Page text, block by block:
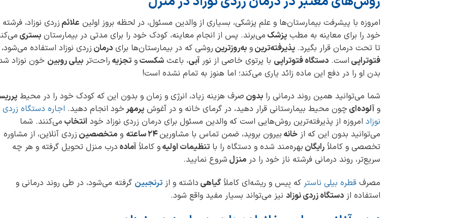
امروزه با پیشرفت بیمارستان‌ها و علم پزشکی، بسیاری از والدین مسئول، در لحظه بروز اولین علائم زردی نوزاد، فرشته
خود را برای معاینه به مطب پزشک می‌برند. پس از انجام معاینه، کودک خود را برای مدتی در بیمارستان بستری
تا تحت درمان قرار بگیرد. پذیرفته‌ترینو به‌روزترین روشی که در بیمارستان‌ها برای درمان زردی نوزاد استفاده می‌شود،
فتوتراپی است. دستگاه فتوتراپی با پرتوی خاصی از نور آبی، باعث شکستو تجزیه راحت‌تر بیلی روبین خون نوزاد
بدن او را در دفع این ماده زائد یاری می‌کند؛ اما هنوز به تمام نشده است!
شما می‌توانید همین روند درمانی را بدون صرف هزینه زیاد، انرژی و زمان و بدون این که کودک خود را در محیط
و آلوده‌ای چون محیط بیمارستانی قرار دهید، در گرمای خانه و در آغوش پرمهرخود انجام دهید. اجاره دستگاه زردی
نوزاد امروزه از پذیرفته‌ترین روش‌هایی است که والدین مسئول برای درمان زردی نوزاد خود انتخاب می‌کنند. شما
می‌توانید بدون این که از خانه بیرون بروید، ضمن تماس با مشاورین و متخصصین زردی آنلاین، از مشاوره
تخصصی و کاملاً رایگان بهره‌مند شده و دستگاه را با تنظیمات اولیهو کاملاً آماده درب منزل تحویل گرفته و هر چه
سریع‌تر، روند درمانی فرشته ناز خود را در منزل شروع نمایید.
مصرف قطره بیلی ناستر که بِیس و ریشه‌‎ای کاملاً گیاهی داشته و از ترنجبین گرفته می‌شود، در طی روند درمانی و
استفاده از دستگاه زردی نوزاد نیز می‌تواند بسیار مفید واقع شود.